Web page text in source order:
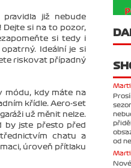
již nebude
Dejte si na to pozor,
si tedy i
Ideální je si
riskovat případný
módu, kdy máte na
křídle. Aero-set
už měnit nelze.
by jste přesto před
chatu a
úroveň přítlaku
od